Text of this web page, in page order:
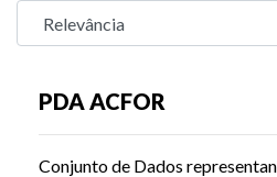
PDA ACFOR
Conjunto de Dados